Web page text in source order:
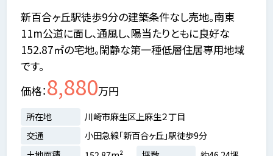
新百合ヶ丘駅徒歩9分の建築条件なし売地。南東
11m公道に面し、通風し、陽当たりともに良好な
152.87㎡の宅地。閑静な第一種低層住居専用地域
です。
価格 8,880万円
所在地
川崎市麻生区上麻生２丁目
交通
小田急線「新百合ヶ丘」駅徒歩9分